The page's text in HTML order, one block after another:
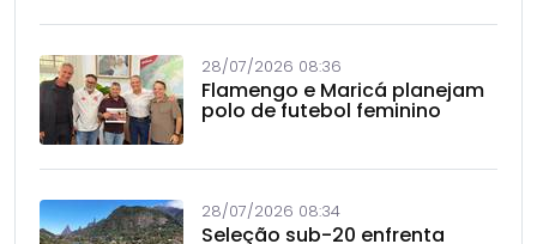
28/07/2026 08:36
Flamengo e Maricá planejam
polo de futebol feminino
28/07/2026 08:34
Seleção sub-20 enfrenta